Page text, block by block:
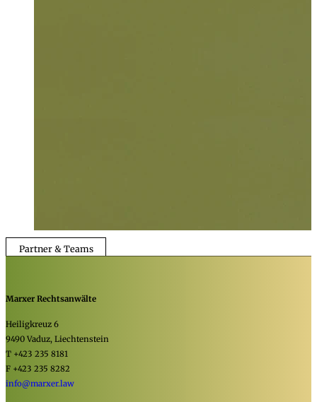
Partner & Teams
Marxer Rechtsanwälte
Heiligkreuz 6
9490 Vaduz, Liechtenstein
T +423 235 8181
F +423 235 8282
info@marxer.law